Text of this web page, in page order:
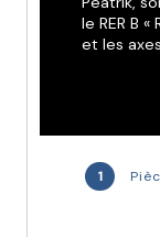
1
le RER B
et les
déco, un
d’une